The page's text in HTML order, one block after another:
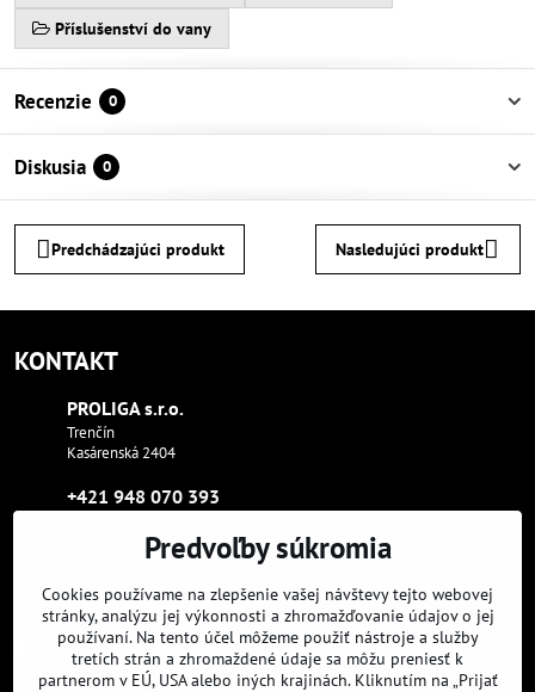
Příslušenství do vany
Recenzie 0
Diskusia 0
Predchádzajúci produkt Nasledujúci produkt
KONTAKT
PROLIGA s​.r​.o​.
Trenčín
Kasárenská 2404
+421 948 070 393
proliga​@proliga​.eu
Sme tam, kde aj vy:
Facebook Instagram Youtube
Predvoľby súkromia
Cookies používame na zlepšenie vašej návštevy tejto webovej
stránky, analýzu jej výkonnosti a zhromažďovanie údajov o jej
používaní. Na tento účel môžeme použiť nástroje a služby
tretích strán a zhromaždené údaje sa môžu preniesť k
partnerom v EÚ, USA alebo iných krajinách. Kliknutím na „Prijať